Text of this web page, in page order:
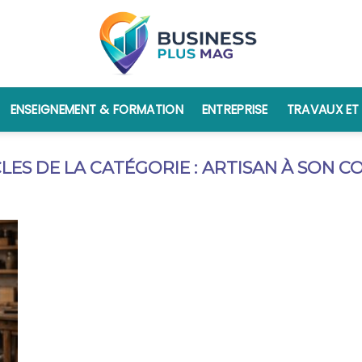
ENSEIGNEMENT & FORMATION ENTREPRISE TRAVAUX
ARTISAN À SON